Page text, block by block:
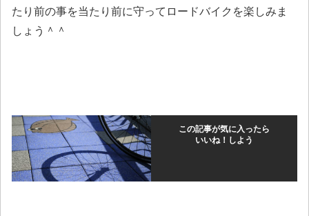
たり前の事を当たり前に守ってロードバイクを楽しみま
しょう＾＾
この記事が気に入ったら
いいね！しよう